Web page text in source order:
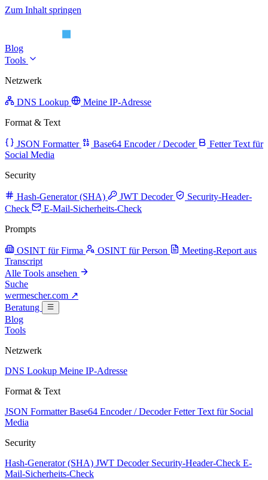
Zum Inhalt springen
Blog
Tools
Netzwerk
DNS Lookup
Meine IP-Adresse
Format & Text
JSON Formatter Base64 Encoder / Decoder
Fetter Text für
Social Media
Security
Hash-Generator (SHA) JWT Decoder
Security-Header-
Check
E-Mail-Sicherheits-Check
Prompts
OSINT für Firma OSINT für Person
Meeting-Report aus
Transcript
Alle Tools ansehen
Suche
wermescher.com ↗
Beratung
Blog
Tools
Netzwerk
DNS Lookup Meine IP-Adresse
Format & Text
JSON FormatterBase64 Encoder / DecoderFetter Text für Social
Media
Security
Hash-Generator (SHA) JWT Decoder Security-Header-Check E-
Mail-Sicherheits-Check